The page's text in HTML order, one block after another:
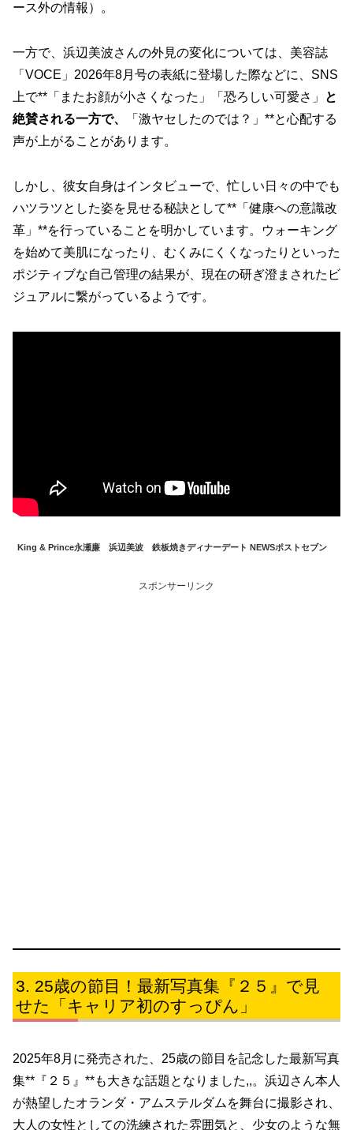
ース外の情報）。
一方で、浜辺美波さんの外見の変化については、美容誌
「VOCE」2026年8月号の表紙に登場した際などに、SNS
上で**「またお顔が小さくなった」「恐ろしい可愛さ」
と
絶賛される一方で、
「激ヤセしたのでは？」**と心配する
声が上がることがあります。
しかし、彼女自身はインタビューで、忙しい日々の中でも
ハツラツとした姿を見せる秘訣として**「健康への意識改
革」**を行っていることを明かしています。ウォーキング
を始めて美肌になったり、むくみにくくなったりといった
ポジティブな自己管理の結果が、現在の研ぎ澄まされたビ
ジュアルに繋がっているようです。
King & Prince永瀬廉 浜辺美波 鉄板焼きディナーデート NEWSポストセブン
スポンサーリンク
25歳の節目！最新写真集『２５』で見
せた「キャリア初のすっぴん」
2025年8月に発売された、25歳の節目を記念した最新写真
集**『２５』**も大きな話題となりました,,。浜辺さん本人
が熱望したオランダ・アムステルダムを舞台に撮影され、
大人の女性としての洗練された雰囲気と、少女のような無